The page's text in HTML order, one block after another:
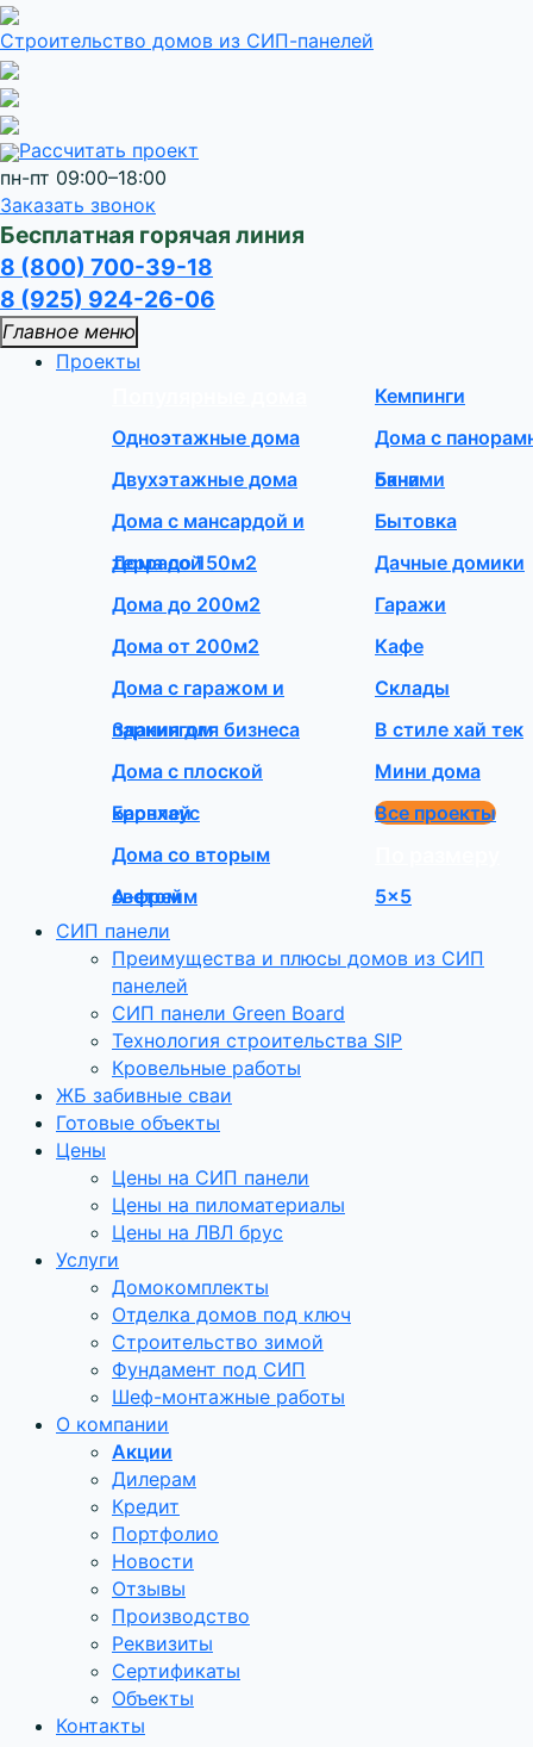
Строительство домов из СИП-панелей
Рассчитать проект
пн-пт 09:00–18:00
Заказать звонок
Бесплатная горячая линия
8 (800) 700-39-18
8 (925) 924-26-06
Главное меню
Проекты
Одноэтажные дома
Двухэтажные дома
Дома с мансардой и
террасой
Дома до 150м2
Дома до 200м2
Дома от 200м2
Дома с гаражом и
паркингом
Здания для бизнеса
Дома с плоской
кровлей
Барнхаус
Дома со вторым
светом
А-фрейм
Кемпинги
Дома с
окнами
Бани
Бытовка
Дачные домики
Гаражи
Кафе
Склады
В стиле хай тек
Мини дома
Все проекты
5×5
СИП панели
Преимущества и плюсы домов из СИП
панелей
СИП панели Green Board
Технология строительства SIP
Кровельные работы
ЖБ забивные сваи
Готовые объекты
Цены
Цены на СИП панели
Цены на пиломатериалы
Цены на ЛВЛ брус
Услуги
Домокомплекты
Отделка домов под ключ
Строительство зимой
Фундамент под СИП
Шеф-монтажные работы
О компании
Акции
Дилерам
Кредит
Портфолио
Новости
Отзывы
Производство
Реквизиты
Сертификаты
Объекты
Контакты